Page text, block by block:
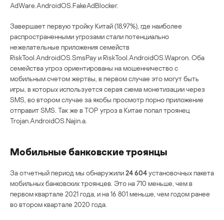
AdWare.AndroidOS.FakeAdBlocker.
Завершает первую тройку Китай (18,97%), где наиболее
распространенными угрозами стали потенциально
нежелательные приложения семейств
RiskTool.AndroidOS.SmsPay и RiskTool.AndroidOS.Wapron. Оба
семейства угроз ориентированы на мошенничество с
мобильным счетом жертвы, в первом случае это могут быть
игры, в которых используется серая схема монетизации через
SMS, во втором случае за якобы просмотр порно приложение
отправит SMS. Так же в ТОP угроз в Китае попал троянец
Trojan.AndroidOS.Najin.a.
Мобильные банковские троянцы
За отчетный период мы обнаружили24 604установочных пакета
мобильных банковских троянцев. Это на 710 меньше, чем в
первом квартале 2021 года, и на 16 801 меньше, чем годом ранее
во втором квартале 2020 года.